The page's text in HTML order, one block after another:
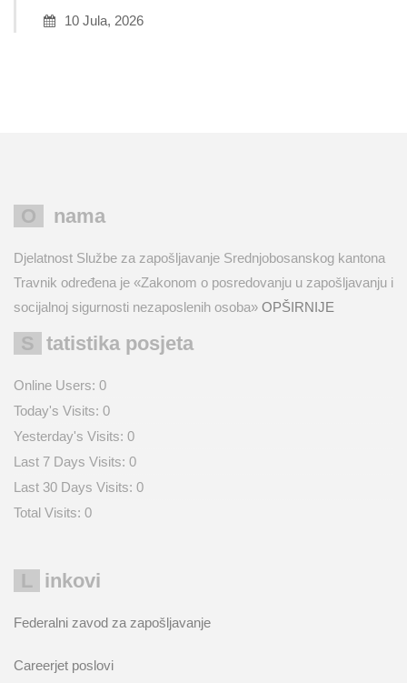
10 Jula, 2026
O nama
Djelatnost Službe za zapošljavanje Srednjobosanskog kantona
Travnik određena je «Zakonom o posredovanju u zapošljavanju i
socijalnoj sigurnosti nezaposlenih osoba» OPŠIRNIJE
Statistika posjeta
Online Users: 0
Today's Visits: 0
Yesterday's Visits: 0
Last 7 Days Visits: 0
Last 30 Days Visits: 0
Total Visits: 0
Linkovi
Federalni zavod za zapošljavanje
Careerjet poslovi